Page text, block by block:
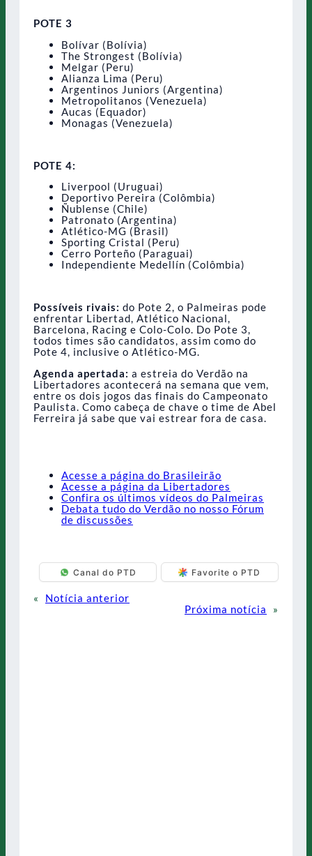
POTE 3
Bolívar (Bolívia)
The Strongest (Bolívia)
Melgar (Peru)
Alianza Lima (Peru)
Argentinos Juniors (Argentina)
Metropolitanos (Venezuela)
Aucas (Equador)
Monagas (Venezuela)
POTE 4:
Liverpool (Uruguai)
Deportivo Pereira (Colômbia)
Ñublense (Chile)
Patronato (Argentina)
Atlético-MG (Brasil)
Sporting Cristal (Peru)
Cerro Porteño (Paraguai)
Independiente Medellín (Colômbia)
Possíveis rivais: do Pote 2, o Palmeiras pode
enfrentar Libertad, Atlético Nacional,
Barcelona, Racing e Colo-Colo. Do Pote 3,
todos times são candidatos, assim como do
Pote 4, inclusive o Atlético-MG.
Agenda apertada: a estreia do Verdão na
Libertadores acontecerá na semana que vem,
entre os dois jogos das finais do Campeonato
Paulista. Como cabeça de chave o time de Abel
Ferreira já sabe que vai estrear fora de casa.
Acesse a página do Brasileirão
Acesse a página da Libertadores
Confira os últimos vídeos do Palmeiras
Debata tudo do Verdão no nosso Fórum
de discussões
Canal do PTD Favorite o PTD
«
Notícia anterior
Próxima notícia
»